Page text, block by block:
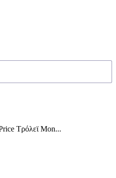
Τρόλεϊ Mon...